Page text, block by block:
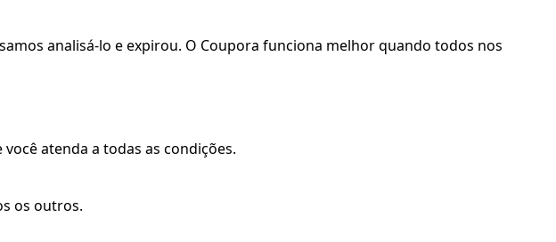
analisá-lo e expirou. O Coupora funciona melhor quando todos nos
atenda a todas as condições.
os outros.